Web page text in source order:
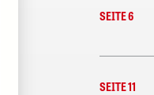
SEITE 6
SEITE 11